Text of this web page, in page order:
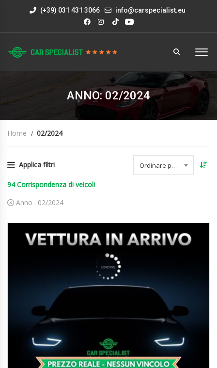
(+39) 031 431 3066 info@carspecialist.eu
ANNO: 02/2024
Home 02/2024
Applica filtri Ordinare per data
94 Corrispondenza di veicoli
Anno : 02/2024